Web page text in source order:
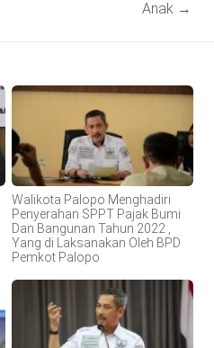
Anak →
Walikota Palopo Menghadiri
Penyerahan SPPT Pajak Bumi
Dan Bangunan Tahun 2022 ,
Yang di Laksanakan Oleh BPD
Pemkot Palopo